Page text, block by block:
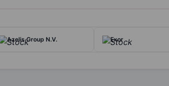
Azelis Group N.V. Exor